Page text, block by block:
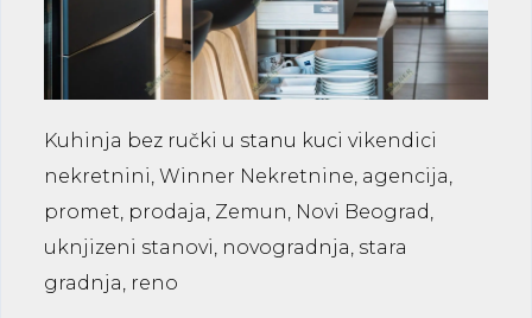
Kuhinja bez ručki u stanu kuci vikendici
nekretnini, Winner Nekretnine, agencija,
promet, prodaja, Zemun, Novi Beograd,
uknjizeni stanovi, novogradnja, stara
gradnja, reno